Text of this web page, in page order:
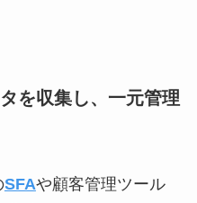
を収集し、一元管理
SFAや顧客管理ツール